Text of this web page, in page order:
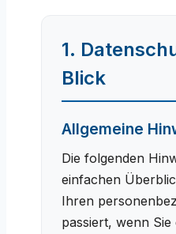
1.
Blick
Allgemeine
Die folgenden
einfachen
Ihren
passiert, wenn Sie